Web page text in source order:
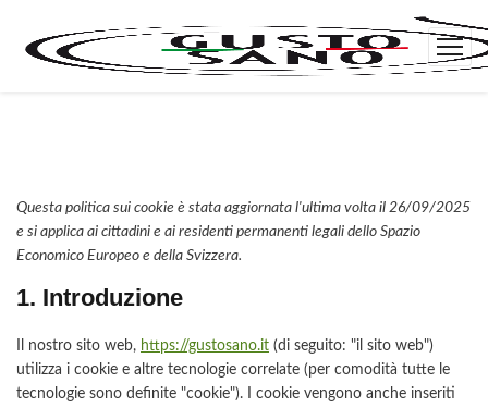
Questa politica sui cookie è stata aggiornata l'ultima volta il 26/09/2025
e si applica ai cittadini e ai residenti permanenti legali dello Spazio
Economico Europeo e della Svizzera.
1. Introduzione
Il nostro sito web, https://gustosano.it (di seguito: "il sito web")
utilizza i cookie e altre tecnologie correlate (per comodità tutte le
tecnologie sono definite "cookie"). I cookie vengono anche inseriti